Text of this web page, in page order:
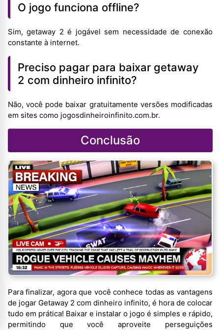
O jogo funciona offline?
Sim, getaway 2 é jogável sem necessidade de conexão
constante à internet.
Preciso pagar para baixar getaway
2 com dinheiro infinito?
Não, você pode baixar gratuitamente versões modificadas
em sites como jogosdinheiroinfinito.com.br.
Conclusão
Para finalizar, agora que você conhece todas as vantagens
de jogar Getaway 2 com dinheiro infinito, é hora de colocar
tudo em prática! Baixar e instalar o jogo é simples e rápido,
permitindo que você aproveite perseguições